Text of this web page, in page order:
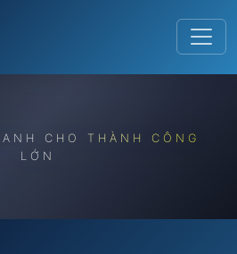
CHO THÀNH CÔNG
LỚN